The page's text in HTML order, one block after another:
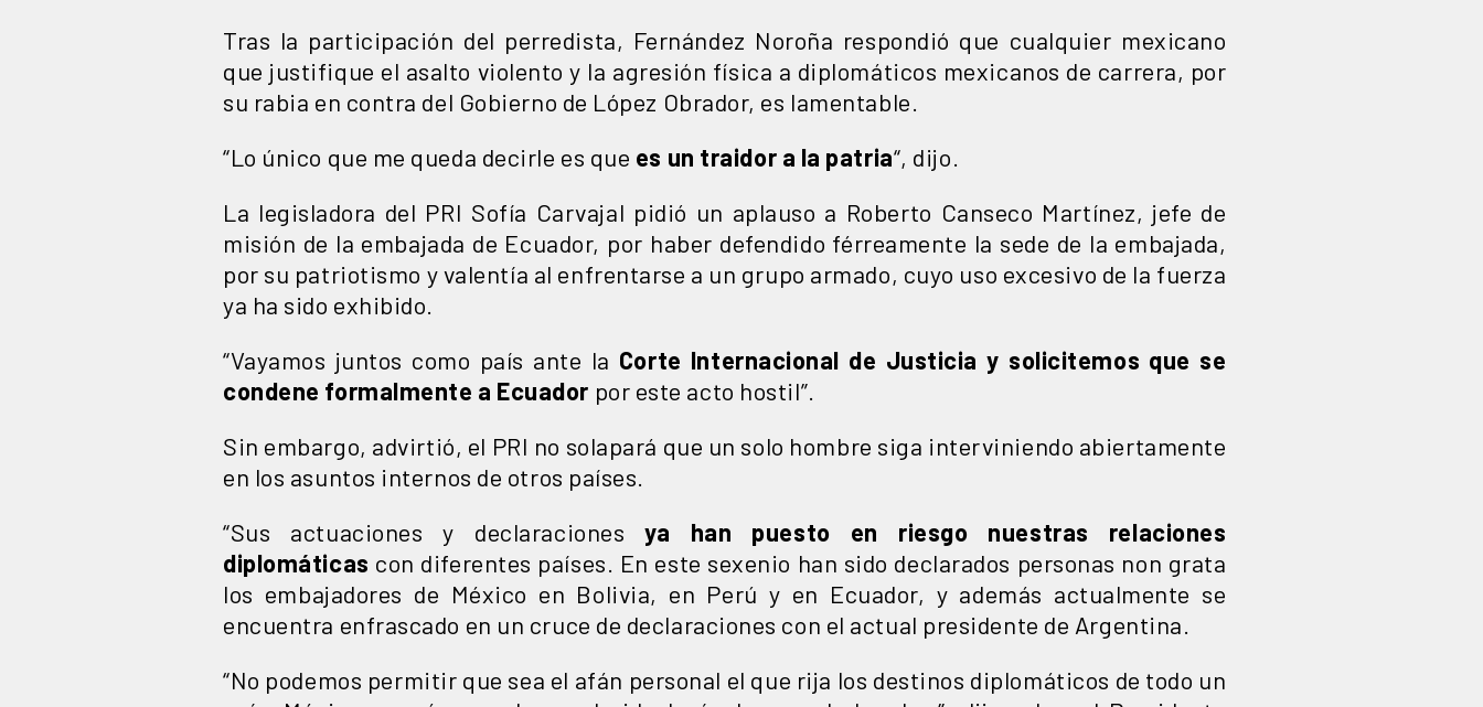
Tras la participación del perredista, Fernández Noroña respondió que cualquier mexicano
que justifique el asalto violento y la agresión física a diplomáticos mexicanos de carrera, por
su rabia en contra del Gobierno de López Obrador, es lamentable.
“Lo único que me queda decirle es que es un traidor a la patria“, dijo.
La legisladora del PRI Sofía Carvajal pidió un aplauso a Roberto Canseco Martínez, jefe de
misión de la embajada de Ecuador, por haber defendido férreamente la sede de la embajada,
por su patriotismo y valentía al enfrentarse a un grupo armado, cuyo uso excesivo de la fuerza
ya ha sido exhibido.
“Vayamos juntos como país ante la Corte Internacional de Justicia y solicitemos que se
condene formalmente a Ecuador por este acto hostil”.
Sin embargo, advirtió, el PRI no solapará que un solo hombre siga interviniendo abiertamente
en los asuntos internos de otros países.
“Sus actuaciones y declaracionesya han puesto en riesgo nuestras relaciones
diplomáticas con diferentes países. En este sexenio han sido declarados personas non grata
los embajadores de México en Bolivia, en Perú y en Ecuador, y además actualmente se
encuentra enfrascado en un cruce de declaraciones con el actual presidente de Argentina.
“No podemos permitir que sea el afán personal el que rija los destinos diplomáticos de todo un